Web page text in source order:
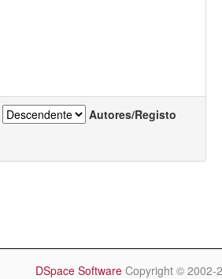
Autores/Registo
DSpace Software Copyright © 2002-